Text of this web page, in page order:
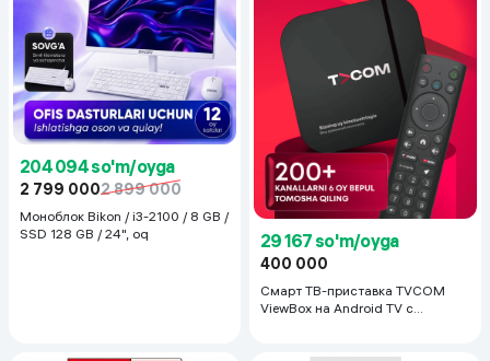
204 094 so'm/oyga
2 799 0002 899 000
Моноблок Bikon / i3-2100 / 8 GB /
SSD 128 GB / 24", oq
29 167 so'm/oyga
400 000
Смарт ТВ-приставка TVCOM
ViewBox на Android TV с